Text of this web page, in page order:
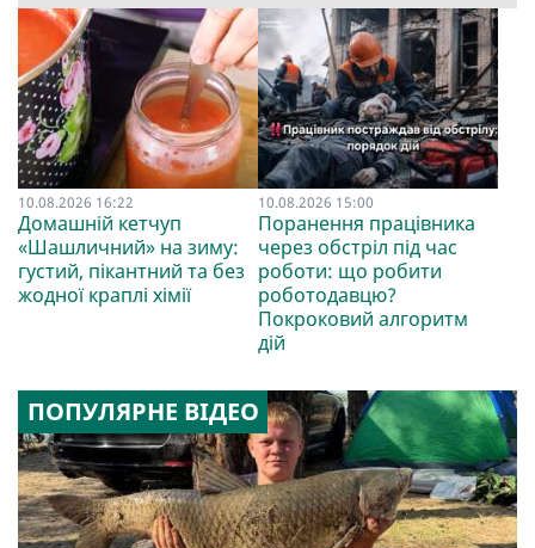
10.08.2026 16:22
Домашній кетчуп
«Шашличний» на зиму:
густий, пікантний та без
жодної краплі хімії
10.08.2026 15:00
Поранення працівника
через обстріл під час
роботи: що робити
роботодавцю?
Покроковий алгоритм
дій
ПОПУЛЯРНЕ ВІДЕО